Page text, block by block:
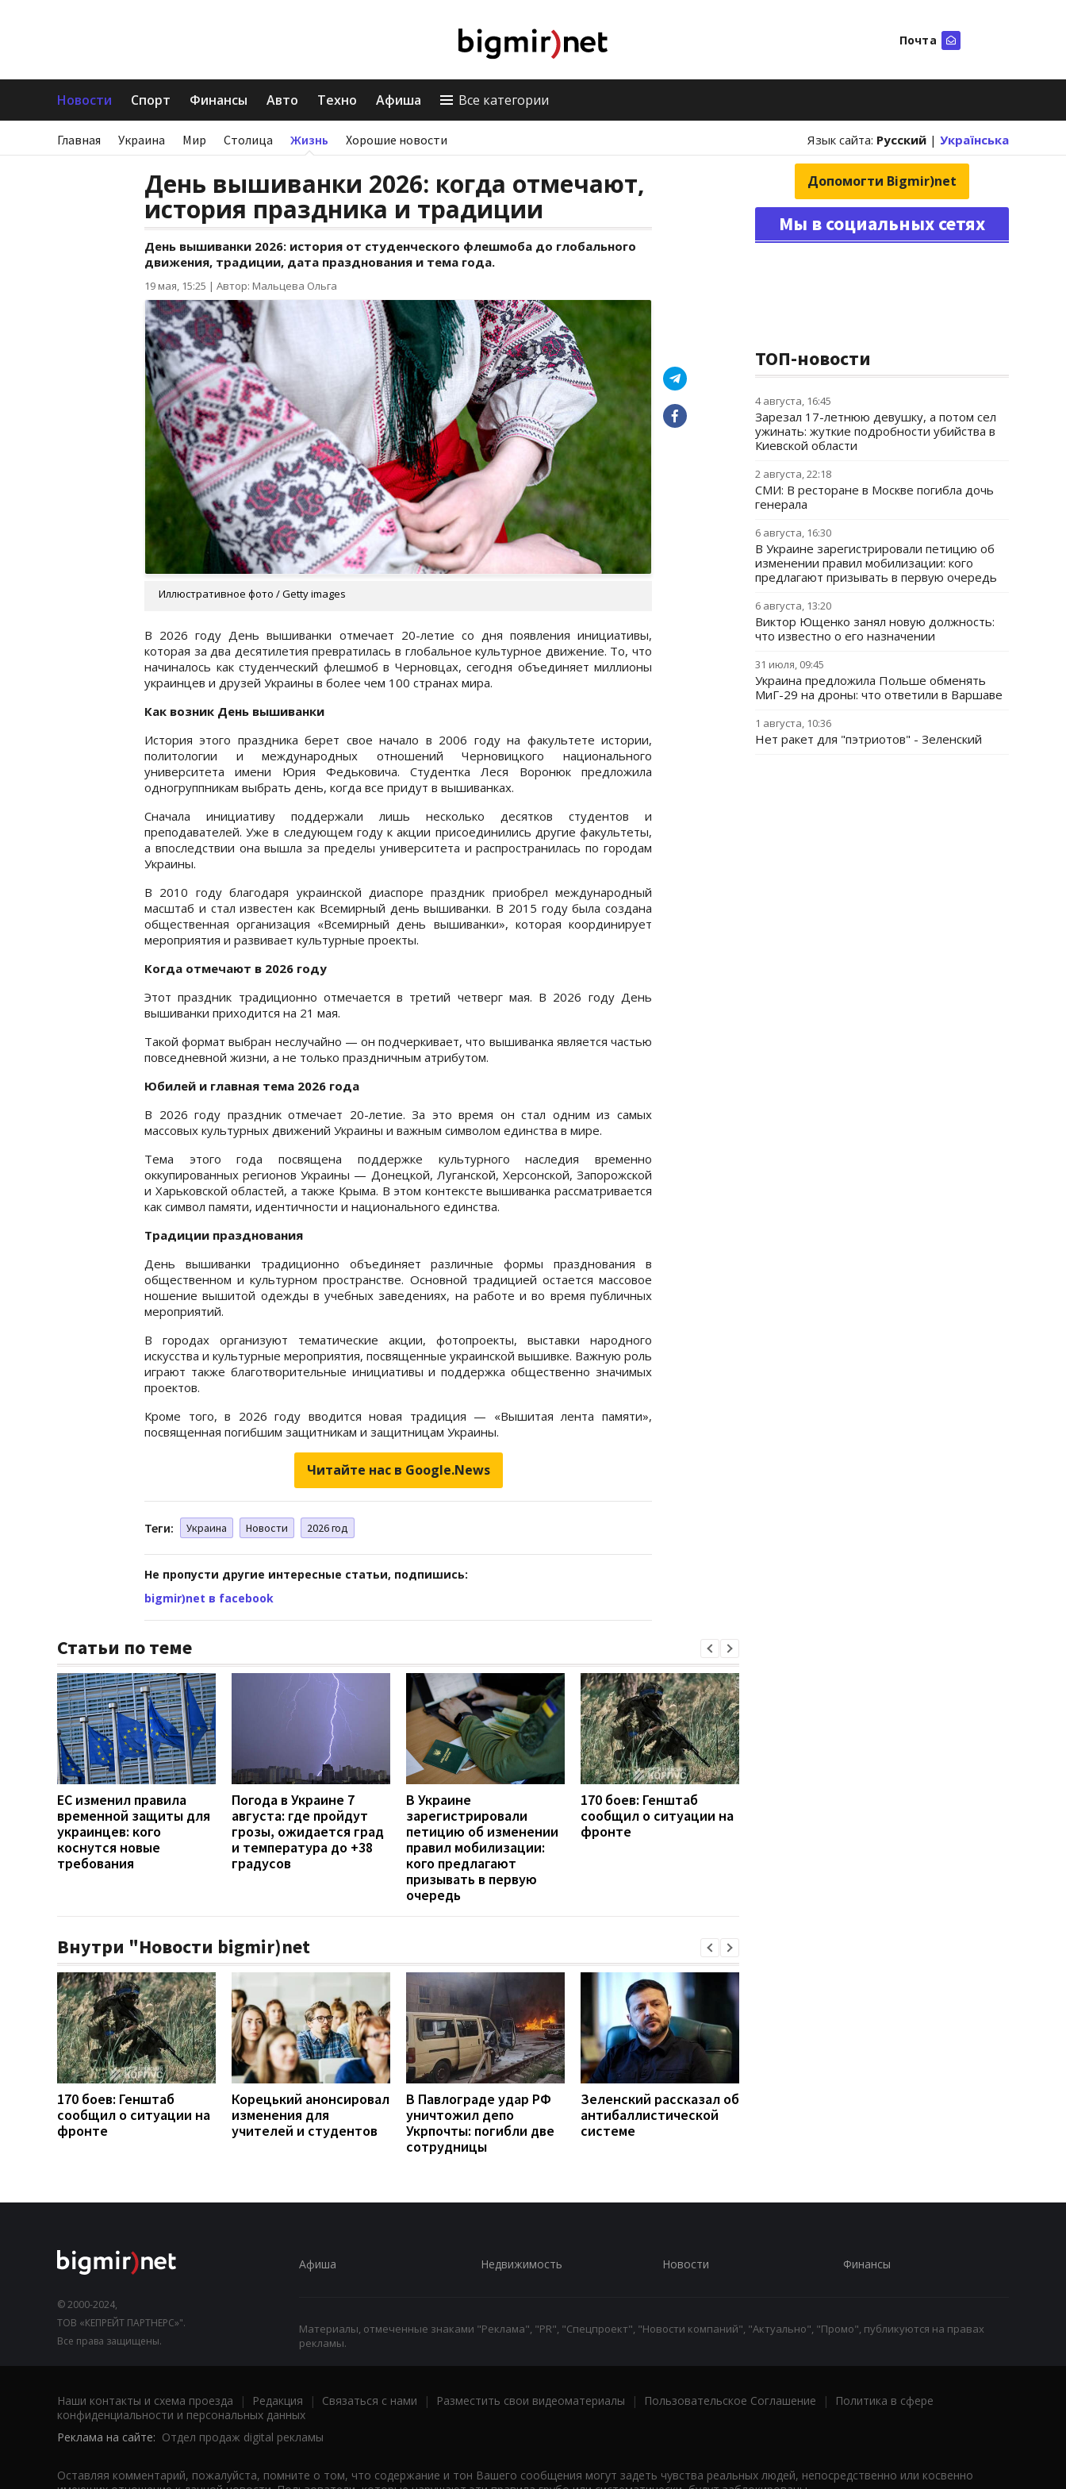
Почта
Новости Спорт Финансы Авто Техно Афиша Все категории
Главная Украина Мир Столица Жизнь Хорошие новости Язык сайта: Русский | Українська
День вышиванки 2026: когда отмечают,
история праздника и традиции
День вышиванки 2026: история от студенческого флешмоба до глобального
движения, традиции, дата празднования и тема года.
19 мая, 15:25 | Автор: Мальцева Ольга
Иллюстративное фото / Getty images
В 2026 году День вышиванки отмечает 20-летие со дня появления инициативы,
которая за два десятилетия превратилась в глобальное культурное движение. То, что
начиналось как студенческий флешмоб в Черновцах, сегодня объединяет миллионы
украинцев и друзей Украины в более чем 100 странах мира.
Как возник День вышиванки
История этого праздника берет свое начало в 2006 году на факультете истории,
политологии и международных отношений Черновицкого национального
университета имени Юрия Федьковича. Студентка Леся Воронюк предложила
одногруппникам выбрать день, когда все придут в вышиванках.
Сначала инициативу поддержали лишь несколько десятков студентов и
преподавателей. Уже в следующем году к акции присоединились другие факультеты,
а впоследствии она вышла за пределы университета и распространилась по городам
Украины.
В 2010 году благодаря украинской диаспоре праздник приобрел международный
масштаб и стал известен как Всемирный день вышиванки. В 2015 году была создана
общественная организация «Всемирный день вышиванки», которая координирует
мероприятия и развивает культурные проекты.
Когда отмечают в 2026 году
Этот праздник традиционно отмечается в третий четверг мая. В 2026 году День
вышиванки приходится на 21 мая.
Такой формат выбран неслучайно — он подчеркивает, что вышиванка является частью
повседневной жизни, а не только праздничным атрибутом.
Юбилей и главная тема 2026 года
В 2026 году праздник отмечает 20-летие. За это время он стал одним из самых
массовых культурных движений Украины и важным символом единства в мире.
Тема этого года посвящена поддержке культурного наследия временно
оккупированных регионов Украины — Донецкой, Луганской, Херсонской, Запорожской
и Харьковской областей, а также Крыма. В этом контексте вышиванка рассматривается
как символ памяти, идентичности и национального единства.
Традиции празднования
День вышиванки традиционно объединяет различные формы празднования в
общественном и культурном пространстве. Основной традицией остается массовое
ношение вышитой одежды в учебных заведениях, на работе и во время публичных
мероприятий.
В городах организуют тематические акции, фотопроекты, выставки народного
искусства и культурные мероприятия, посвященные украинской вышивке. Важную роль
играют также благотворительные инициативы и поддержка общественно значимых
проектов.
Кроме того, в 2026 году вводится новая традиция — «Вышитая лента памяти»,
посвященная погибшим защитникам и защитницам Украины.
Читайте нас в Google.News
Теги: Украина Новости 2026 год
Не пропусти другие интересные статьи, подпишись:
bigmir)net в facebook
Статьи по теме
ЕС изменил правила
временной защиты для
украинцев: кого
коснутся новые
требования
Погода в Украине 7
августа: где пройдут
грозы, ожидается град
и температура до +38
градусов
В Украине
зарегистрировали
петицию об изменении
правил мобилизации:
кого предлагают
призывать в первую
очередь
170 боев: Генштаб
сообщил о ситуации на
фронте
Внутри "Новости bigmir)net
170 боев: Генштаб
сообщил о ситуации на
фронте
Корецький анонсировал
изменения для
учителей и студентов
В Павлограде удар РФ
уничтожил депо
Укрпочты: погибли две
сотрудницы
Зеленский рассказал об
антибаллистической
системе
Допомогти Bigmir)net
Мы в социальных сетях
ТОП-новости
4 августа, 16:45
Зарезал 17-летнюю девушку, а потом сел
ужинать: жуткие подробности убийства в
Киевской области
2 августа, 22:18
СМИ: В ресторане в Москве погибла дочь
генерала
6 августа, 16:30
В Украине зарегистрировали петицию об
изменении правил мобилизации: кого
предлагают призывать в первую очередь
6 августа, 13:20
Виктор Ющенко занял новую должность:
что известно о его назначении
31 июля, 09:45
Украина предложила Польше обменять
МиГ-29 на дроны: что ответили в Варшаве
1 августа, 10:36
Нет ракет для "пэтриотов" - Зеленский
© 2000-2024,
ТОВ «КЕПРЕЙТ ПАРТНЕРС»".
Все права защищены.
Афиша Недвижимость Новости Финансы
Материалы, отмеченные знаками "Реклама", "PR", "Спецпроект", "Новости компаний", "Актуально", "Промо", публикуются на правах
рекламы.
Наши контакты и схема проезда | Редакция | Связаться с нами | Разместить свои видеоматериалы | Пользовательское Соглашение |
Политика в сфере
конфиденциальности и персональных данных
Реклама на сайте: Отдел продаж digital рекламы
Оставляя комментарий, пожалуйста, помните о том, что содержание и тон Вашего сообщения могут задеть чувства реальных людей, непосредственно или косвенно